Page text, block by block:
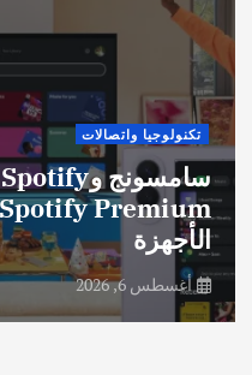
تكنولوجيا واتصالات
الأجهزة
أغسطس 6, 2026